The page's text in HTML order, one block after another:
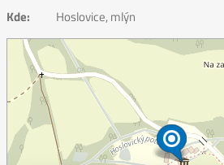
Kde: Hoslovice, mlýn